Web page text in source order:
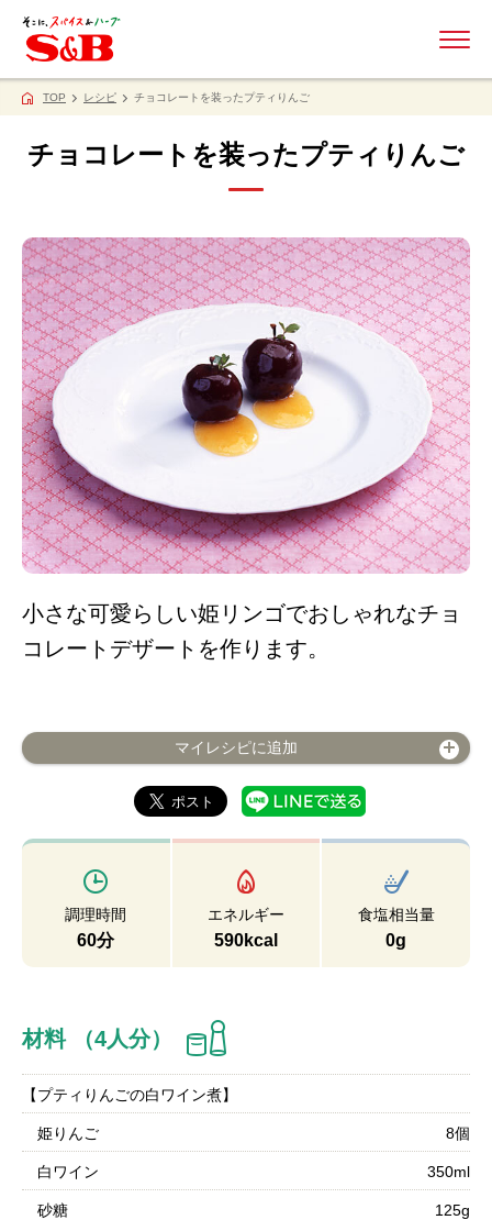
TOP レシピ チョコレートを装ったプティりんご
チョコレートを装ったプティりんご
小さな可愛らしい姫リンゴでおしゃれなチョ
コレートデザートを作ります。
マイレシピに追加
調理時間
60分
エネルギー
590kcal
食塩相当量
0g
材料 （4人分）
【プティりんごの白ワイン煮】
姫りんご 8個
白ワイン 350ml
砂糖 125g